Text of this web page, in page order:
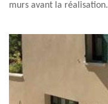
murs avant la réalisation.